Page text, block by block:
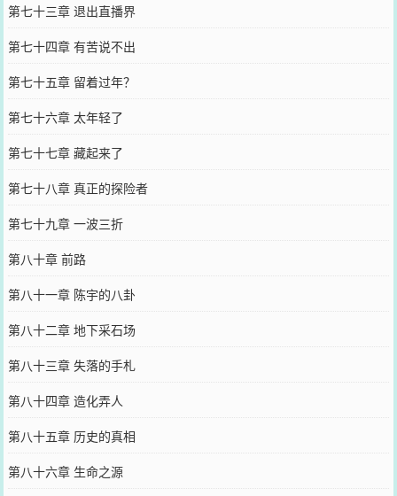
第七十三章 退出直播界
第七十四章 有苦说不出
第七十五章 留着过年？
第七十六章 太年轻了
第七十七章 藏起来了
第七十八章 真正的探险者
第七十九章 一波三折
第八十章 前路
第八十一章 陈宇的八卦
第八十二章 地下采石场
第八十三章 失落的手札
第八十四章 造化弄人
第八十五章 历史的真相
第八十六章 生命之源